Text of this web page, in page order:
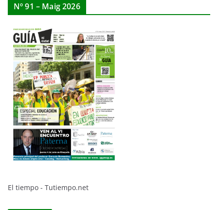
Nº 91 – Maig 2026
El tiempo - Tutiempo.net